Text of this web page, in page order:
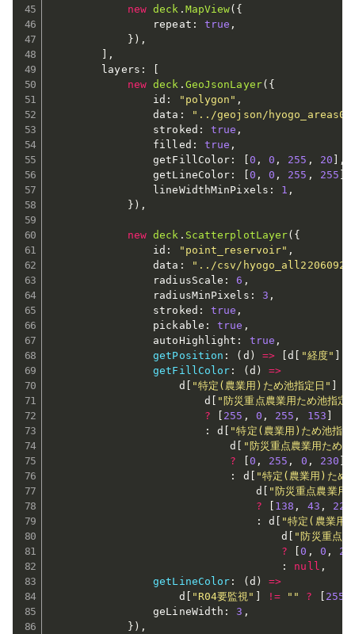
new deck . MapView( {
                repeat
: true ,
} ) ,
,
        layers
:
new deck . GeoJsonLayer( {
                id
: "polygon" ,
                data
:
"../geojson/
                stroked
: true ,
                filled
: true ,
                getFillColor
: 0 , 0 , 255 , 20
,
                getLineColor
: 0 , 0 , 255 , 255
                lineWidthMinPixels
: 1 ,
} ) ,
new deck . ScatterplotLayer( {
                id
: "point_reservoir" ,
                data
:
"../csv/
                radiusScale
: 6 ,
                radiusMinPixels
: 3 ,
                stroked
: true ,
                pickable
: true ,
                autoHighlight
: true ,
getPosition : ( d ) => [d "経度"
getFillColor : ( d )
=>
                    d
"特定(農業用)ため池指定日"
                        d
"防災重点農業用ため池指定
?
255 , 0 , 255 , 153
:
d
"特定(農業用)ため池指
                            d
"防災重点農業用ため
?
0 , 255 , 0 , 230
:
d
"特定(農業用)ため
                                d
"防災重点農業用
?
138 , 43 , 226
:
d
"特定(農業用)
                                    d
"防災重点
?
[0 , 0 ,
:
null ,
getLineColor : ( d )
=>
                    d
"R04要監視" != "" ? 255
                geLineWidth
: 3 ,
} ) ,